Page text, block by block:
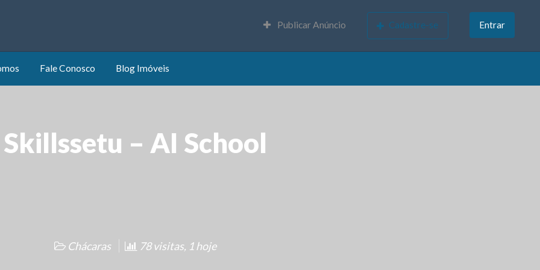
Publicar Anúncio Cadastre-se Entrar
Fale Conosco Blog Imóveis
Skillssetu – AI School
Chácaras 78 visitas, 1 hoje